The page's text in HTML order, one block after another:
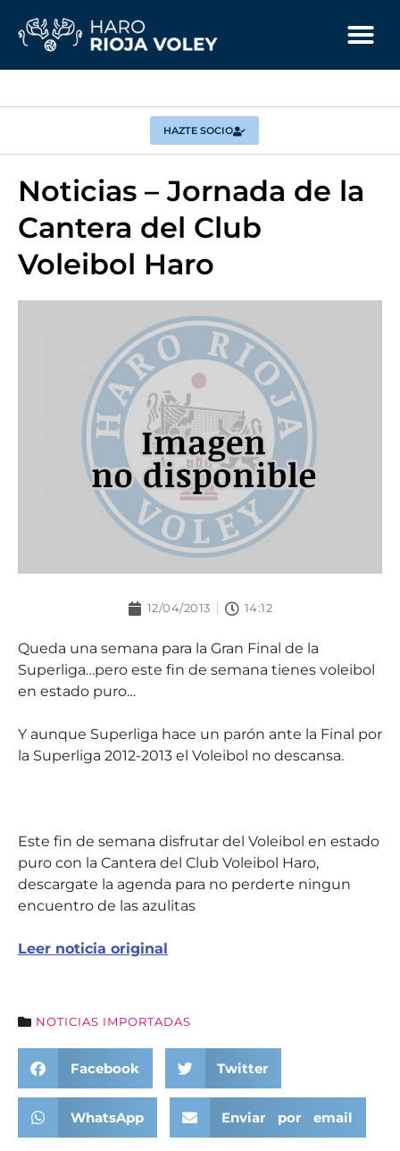
HAZTE SOCIO
Noticias – Jornada de la
Cantera del Club
Voleibol Haro
12/04/2013 14:12
Queda una semana para la Gran Final de la
Superliga…pero este fin de semana tienes voleibol
en estado puro…
Y aunque Superliga hace un parón ante la Final por
la Superliga 2012-2013 el Voleibol no descansa.
Este fin de semana disfrutar del Voleibol en estado
puro con la Cantera del Club Voleibol Haro,
descargate la agenda para no perderte ningun
encuentro de las azulitas
Leer noticia original
NOTICIAS IMPORTADAS
Facebook Twitter
WhatsApp Enviar por email